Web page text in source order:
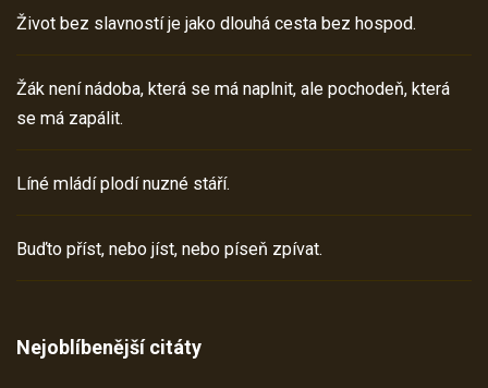
Život bez slavností je jako dlouhá cesta bez hospod.
Žák není nádoba, která se má naplnit, ale pochodeň, která
se má zapálit.
Líné mládí plodí nuzné stáří.
Buďto příst, nebo jíst, nebo píseň zpívat.
Nejoblíbenější citáty